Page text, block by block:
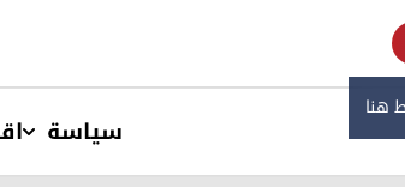
هنا
سیاسة